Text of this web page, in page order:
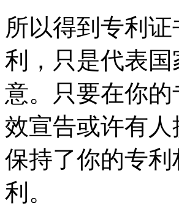
所以得到专利
利，只是代表
意。只要在你
效宣告或许有
保持了你的专
利。